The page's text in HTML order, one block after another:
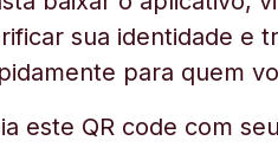
sua identidade e
para quem
este QR code com